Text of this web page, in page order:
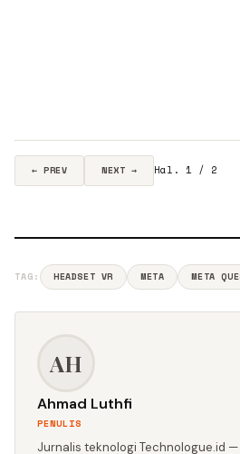
← PREV NEXT → Hal. 1 / 2
TAG: HEADSET VR META META
AH
Ahmad Luthfi
PENULIS
Jurnalis teknologi Technologue.id